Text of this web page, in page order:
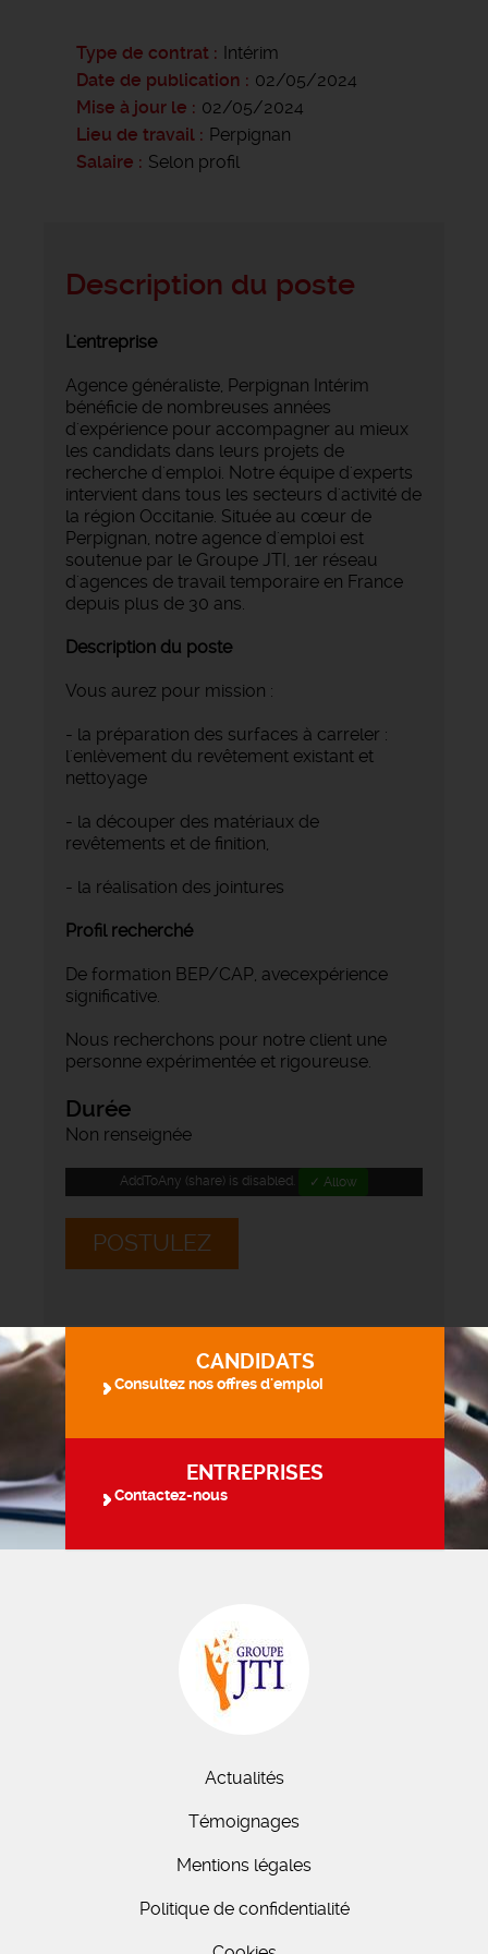
Type de contrat
Intérim
Date de publication
02/05/2024
Mise à jour le
02/05/2024
Lieu de travail
Perpignan
Salaire
Selon profil
Description du poste
L'entreprise
Agence généraliste, Perpignan Intérim
bénéficie de nombreuses années
d'expérience pour accompagner au mieux
les candidats dans leurs projets de
recherche d'emploi. Notre équipe d'experts
intervient dans tous les secteurs d'activité de
la région Occitanie. Située au cœur de
Perpignan, notre agence d'emploi est
soutenue par le Groupe JTI, 1er réseau
d'agences de travail temporaire en France
depuis plus de 30 ans.
Description du poste
Vous aurez pour mission :
- la préparation des surfaces à carreler :
l'enlèvement du revêtement existant et
nettoyage
- la découper des matériaux de
revêtements et de finition,
- la réalisation des jointures
Profil recherché
De formation BEP/CAP, avecexpérience
significative.
Nous recherchons pour notre client une
personne expérimentée et rigoureuse.
Durée
Non renseignée
AddToAny (share) is disabled. ✓ Allow
POSTULEZ
CANDIDATS
Consultez nos offres d'emploi
ENTREPRISES
Contactez-nous
Actualités
Témoignages
Mentions légales
Politique de confidentialité